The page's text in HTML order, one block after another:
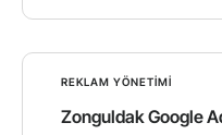
REKLAM YÖNETIMI
Zonguldak Google